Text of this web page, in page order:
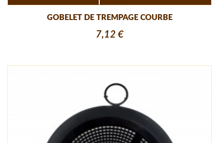
GOBELET DE TREMPAGE COURBE
7,12 €